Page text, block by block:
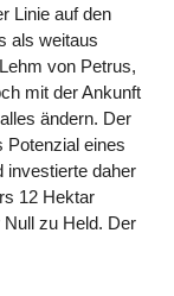
Linie auf den
als weitaus
von Petrus,
mit der Ankunft
ändern. Der
Potenzial eines
investierte daher
12 Hektar
zu Held. Der